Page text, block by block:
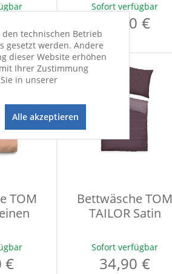
Sofort verfügbar
14,90 €
TOM
€
Bettwäsche TOM
TAILOR Satin
Sofort verfügbar
34,90 €
technischen Betrieb
gesetzt werden. Andere
dieser Website erhöhen
Ihrer Zustimmung
in unserer
Alle akzeptieren